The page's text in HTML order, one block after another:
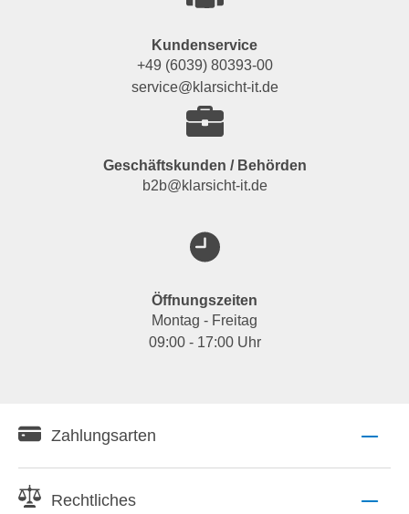
Kundenservice
+49 (6039) 80393-00
service@klarsicht-it.de
Geschäftskunden / Behörden
b2b@klarsicht-it.de
Öffnungszeiten
Montag - Freitag
09:00 - 17:00 Uhr
Zahlungsarten
Rechtliches